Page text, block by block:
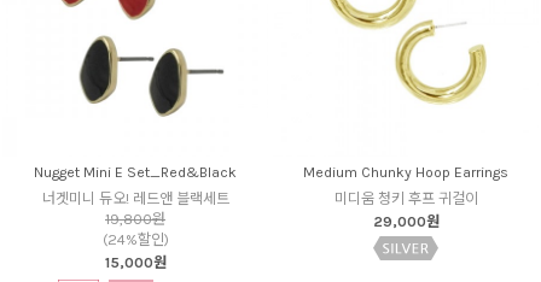
Nugget Mini E Set_Red&Black
너겟미니 듀오! 레드앤 블랙세트
19,800원
(24%할인)
15,000원
Medium Chunky Hoop Earrings
미디움 청키 후프 귀걸이
29,000원